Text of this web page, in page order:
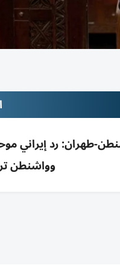
طهران: رد إيراني
وواشنطن